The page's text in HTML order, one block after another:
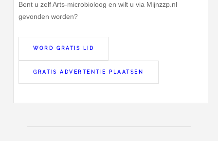
Bent u zelf Arts-microbioloog en wilt u via Mijnzzp.nl
gevonden worden?
WORD GRATIS LID
GRATIS ADVERTENTIE PLAATSEN